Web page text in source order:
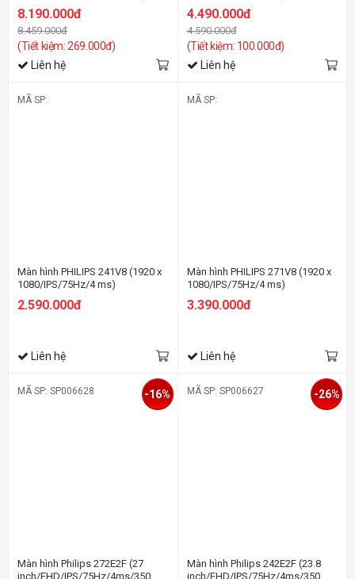
8.190.000đ
8.459.000đ
(Tiết kiệm: 269.000đ)
Liên hệ
4.490.000đ
4.590.000đ
(Tiết kiệm: 100.000đ)
Liên hệ
MÃ SP:
Màn hình PHILIPS 241V8 (1920 x
1080/IPS/75Hz/4 ms)
2.590.000đ
Liên hệ
MÃ SP:
Màn hình PHILIPS 271V8 (1920 x
1080/IPS/75Hz/4 ms)
3.390.000đ
Liên hệ
MÃ SP: SP006628
Màn hình Philips 272E2F (27
inch/FHD/IPS/75Hz/4ms/350
-16% MÃ SP: SP006627
Màn hình Philips 242E2F (23.8
inch/FHD/IPS/75Hz/4ms/350
-26%